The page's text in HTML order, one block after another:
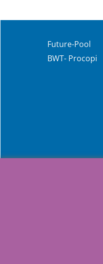
Future-Pool
BWT- Procopi